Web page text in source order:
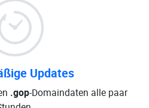
Updates
.gop-Domaindaten alle paar